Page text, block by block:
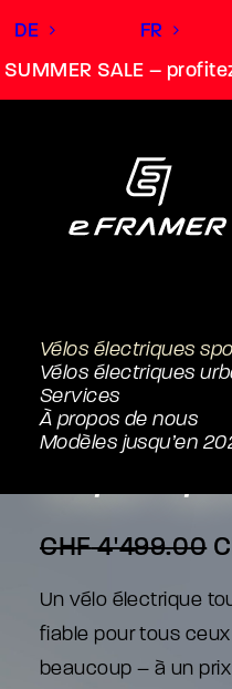
SUMMER SALE –
DE FR
Vélos électriques
Vélos électriques
Services
À propos de nous
Modèles jusqu’en
CHF4'499.00
Un vélo électrique
fiable pour tous
beaucoup – à un